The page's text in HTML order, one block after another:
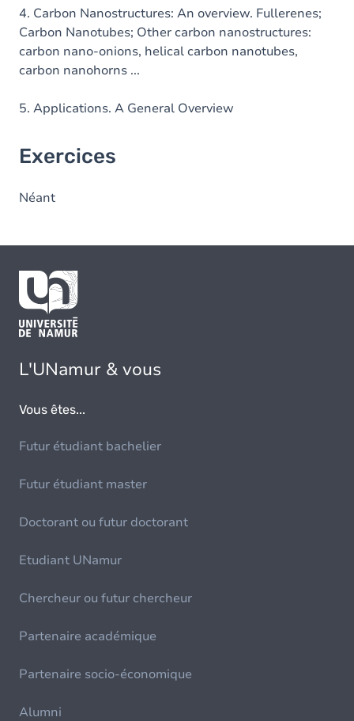
4. Carbon Nanostructures: An overview. Fullerenes;
Carbon Nanotubes; Other carbon nanostructures:
carbon nano-onions, helical carbon nanotubes,
carbon nanohorns ...
5. Applications. A General Overview
Exercices
Néant
L'UNamur & vous
Vous êtes...
Futur étudiant bachelier
Futur étudiant master
Doctorant ou futur doctorant
Etudiant UNamur
Chercheur ou futur chercheur
Partenaire académique
Partenaire socio-économique
Alumni